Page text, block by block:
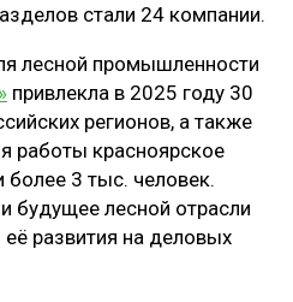
стали 24 компании.
лесной промышленности
привлекла в 2025 году 30
регионов, а также
работы красноярское
более 3 тыс. человек.
будущее лесной отрасли
развития на деловых